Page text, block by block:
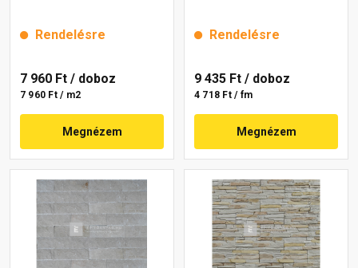
Rendelésre
7 960 Ft / doboz
7 960 Ft / m2
Megnézem
Rendelésre
9 435 Ft / doboz
4 718 Ft / fm
Megnézem